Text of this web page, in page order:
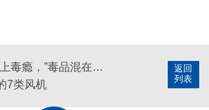
返回
列表
“高考前染上毒瘾，”毒品混在奶茶里
7类风机